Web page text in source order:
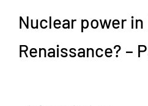
Nuclear power
Renaissance? –